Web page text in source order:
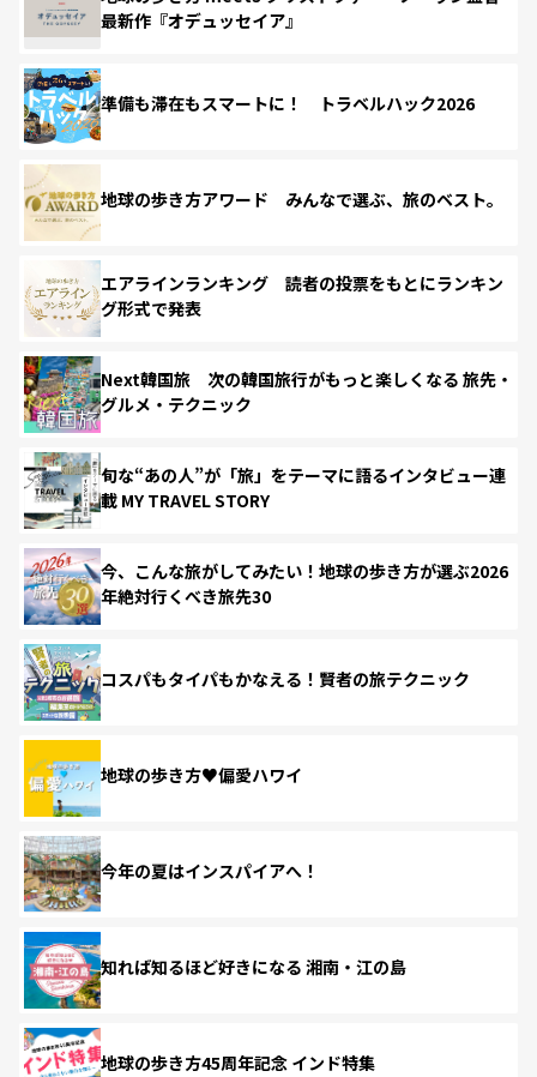
最新作『オデュッセイア』
準備も滞在もスマートに！ トラベルハック2026
地球の歩き方アワード みんなで選ぶ、旅のベスト。
エアラインランキング 読者の投票をもとにランキン
グ形式で発表
Next韓国旅 次の韓国旅行がもっと楽しくなる 旅先・
グルメ・テクニック
旬な“あの人”が「旅」をテーマに語るインタビュー連
載 MY TRAVEL STORY
今、こんな旅がしてみたい！地球の歩き方が選ぶ2026
年絶対行くべき旅先30
コスパもタイパもかなえる！賢者の旅テクニック
地球の歩き方♥偏愛ハワイ
今年の夏はインスパイアへ！
知れば知るほど好きになる 湘南・江の島
地球の歩き方45周年記念 インド特集